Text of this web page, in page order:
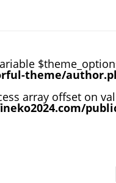
theme/
array offset on